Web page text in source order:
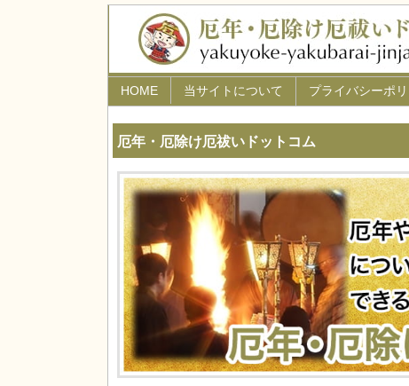
厄年・厄除け厄祓いドットコム
HOME 当サイトについて プライバシーポ